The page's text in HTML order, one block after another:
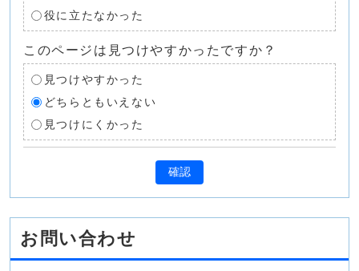
役に立たなかった
このページは見つけやすかったですか？
見つけやすかった
どちらともいえない
見つけにくかった
確認
お問い合わせ